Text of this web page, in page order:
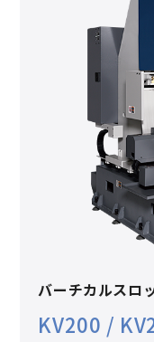
バーチカルスロ
KV200 /